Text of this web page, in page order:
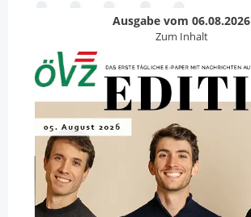
Ausgabe vom 06.08.2026
Zum Inhalt